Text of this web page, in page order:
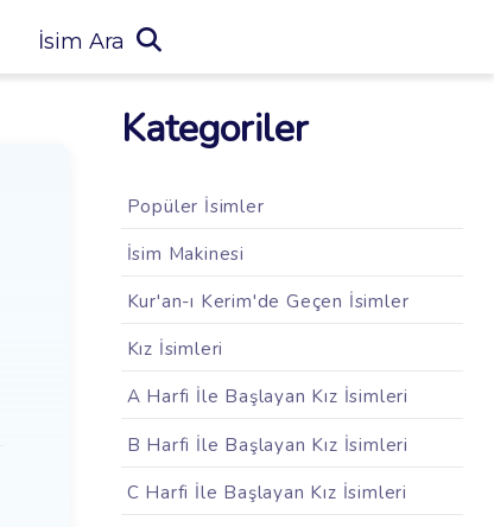
İsim Ara
Kategoriler
Popüler İsimler
İsim Makinesi
Kur'an-ı Kerim'de Geçen İsimler
Kız İsimleri
A Harfi İle Başlayan Kız İsimleri
B Harfi İle Başlayan Kız İsimleri
C Harfi İle Başlayan Kız İsimleri